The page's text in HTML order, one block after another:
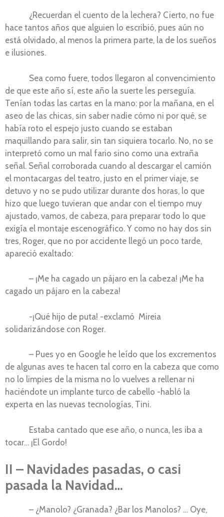
¿Recuerdan el cuento de la lechera? Cierto, no fue
hace tantos años que alguien lo escribió, pues aún no
está olvidado, al menos la primera parte, la de los sueños
e ilusiones.
Sea como fuere, todos llegaron al convencimiento
de que este año sí, este año la suerte les perseguía.
Tenían todas las cartas en la mano: por la mañana, en el
aseo de las chicas, sin saber nadie cómo ni por qué, se
había roto el espejo justo cuando se estaban
maquillando para salir, sin tan siquiera tocarlo. No, no se
interpretó como un mal fario sino como una extraña
señal. Señal corroborada cuando al descargar el camión
el montacargas del teatro, justo en el primer viaje, se
detuvo y no se pudo utilizar durante dos horas, lo que
hizo que luego tuvieran que andar con el tiempo muy
ajustado, vamos, de cabeza, para preparar todo lo que
exigía el montaje escenográfico. Y como no hay dos sin
tres, Roger, que no por accidente llegó un poco tarde,
apareció exaltado:
– ¡Me ha cagado un pájaro en la cabeza! ¡Me ha
cagado un pájaro en la cabeza!
-¡Qué hijo de puta! -exclamó Mireia
solidarizándose con Roger.
– Pues yo en Google he leído que los excrementos
de algunas aves te hacen tal corro en la cabeza que como
no lo limpies de la misma no lo vuelves a rellenar ni
haciéndote un implante turco de cabello -habló la
experta en las nuevas tecnologías, Tini.
Estaba cantado que ese año, o nunca, les iba a
tocar… ¡El Gordo!
II – Navidades pasadas, o casi
pasada la Navidad…
– ¿Manolo? ¿Granada? ¿Bar los Manolos? … Oye,